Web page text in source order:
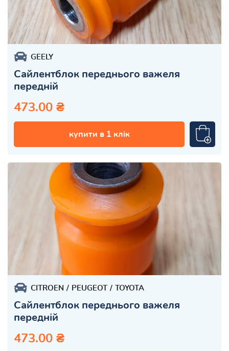
GEELY
Сайлентблок переднього важеля
передній
473.00 ₴
купити в 1 клік
CITROEN PEUGEOT TOYOTA
Сайлентблок переднього важеля
передній
473.00 ₴